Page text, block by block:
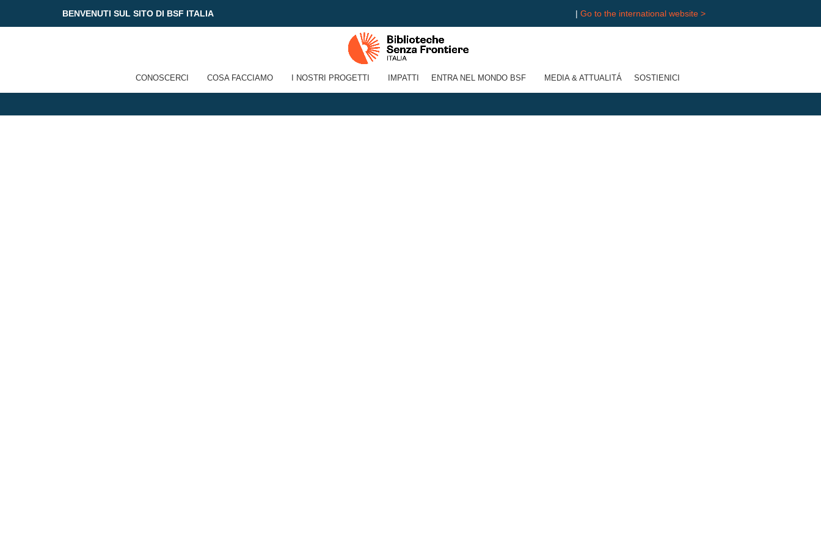
BENVENUTI SUL SITO DI BSF ITALIA | Go to the international website >
CONOSCERCI COSA FACCIAMO I NOSTRI PROGETTI IMPATTI ENTRA NEL MONDO BSF MEDIA & ATTUALITÁ SOSTIENICI
[give_donor_dashboard]
Biblioteche Senza Frontiere Italia - P. IVA: 17078201005